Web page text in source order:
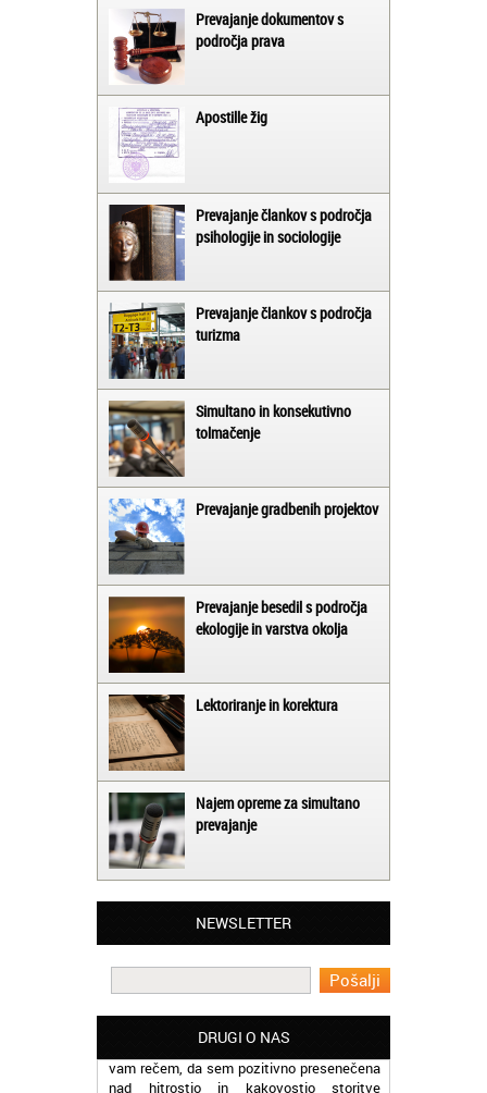
Prevajanje dokumentov s
področja prava
Apostille žig
Prevajanje člankov s področja
psihologije in sociologije
Prevajanje člankov s področja
turizma
Simultano in konsekutivno
tolmačenje
Prevajanje gradbenih projektov
Prevajanje besedil s področja
ekologije in varstva okolja
Lektoriranje in korektura
Najem opreme za simultano
prevajanje
NEWSLETTER
DRUGI O NAS
Matjaž iz Ajdovščine:
Lahko pohvalim vse zaposlene v Akademiji
Martina iz Bleda:
Potrebovala sem prevajanje iz
madžarskega v slovenski jezik in lahko
vam rečem, da sem pozitivno presenečena
prevajalcev Akademije Oxford.